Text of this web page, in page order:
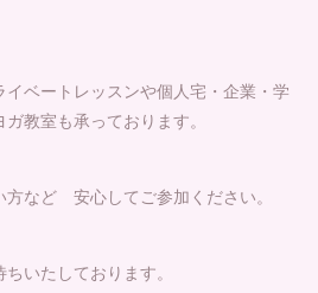
イベートレッスンや個人宅・企業・学
教室も承っております。
など 安心してご参加ください。
いたしております。